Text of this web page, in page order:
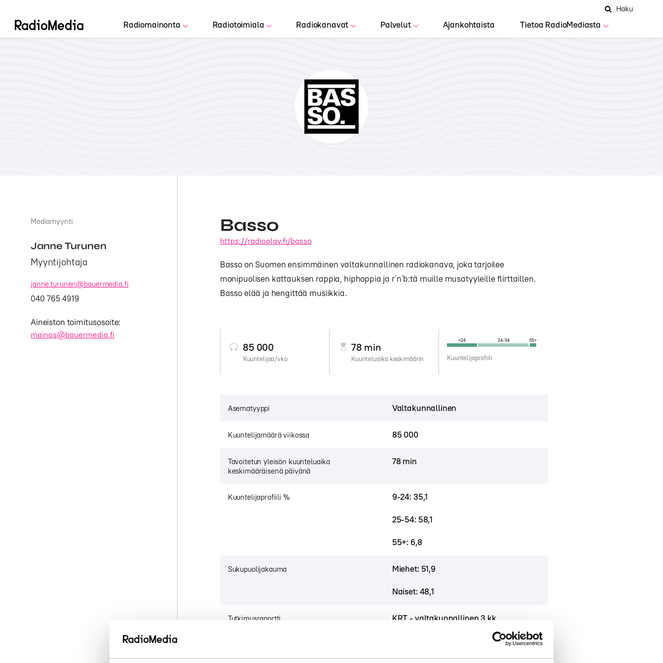
Radiomainonta Radiotoimiala Radiokanavat Palvelut Ajankohtaista Tietoa RadioMediasta
AvaaHaku
Hae
Mediamyynti
Janne Turunen
Myyntijohtaja
janne.turunen@bauermedia.fi
040 765 4919
Aineiston toimitusosoite:
mainos@bauermedia.fi
Basso
https://radioplay.fi/basso
Basso on Suomen ensimmäinen valtakunnallinen radiokanava, joka tarjoilee
monipuolisen kattauksen rappia, hiphoppia ja r´n´b:tä muille musatyyleille flirttaillen.
Basso elää ja hengittää musiikkia.
85 000
Kuuntelijaa/vko
78 min
Kuunteluaika keskimäärin
<24 24-54 55+
Kuuntelijaprofiili
Asematyyppi Valtakunnallinen
Kuuntelijamäärä viikossa 85 000
Tavoitetun yleisön kuunteluaika
keskimääräisenä päivänä
78 min
Kuuntelijaprofiili % 9-24: 35,1
25-54: 58,1
55+: 6,8
Sukupuolijakauma Miehet: 51,9
Naiset: 48,1
Tutkimusraportti KRT - valtakunnallinen 3 kk